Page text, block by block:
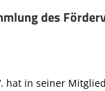
des
hat in seiner